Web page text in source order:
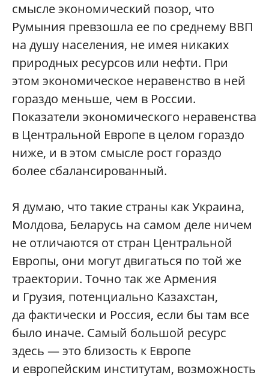
смысле экономический позор, что
Румыния превзошла ее по среднему ВВП
на душу населения, не имея никаких
природных ресурсов или нефти. При
этом экономическое неравенство в ней
гораздо меньше, чем в России.
Показатели экономического неравенства
в Центральной Европе в целом гораздо
ниже, и в этом смысле рост гораздо
более сбалансированный.
Я думаю, что такие страны как Украина,
Молдова, Беларусь на самом деле ничем
не отличаются от стран Центральной
Европы, они могут двигаться по той же
траектории. Точно так же Армения
и Грузия, потенциально Казахстан,
да фактически и Россия, если бы там все
было иначе. Самый большой ресурс
здесь — это близость к Европе
и европейским институтам, возможность